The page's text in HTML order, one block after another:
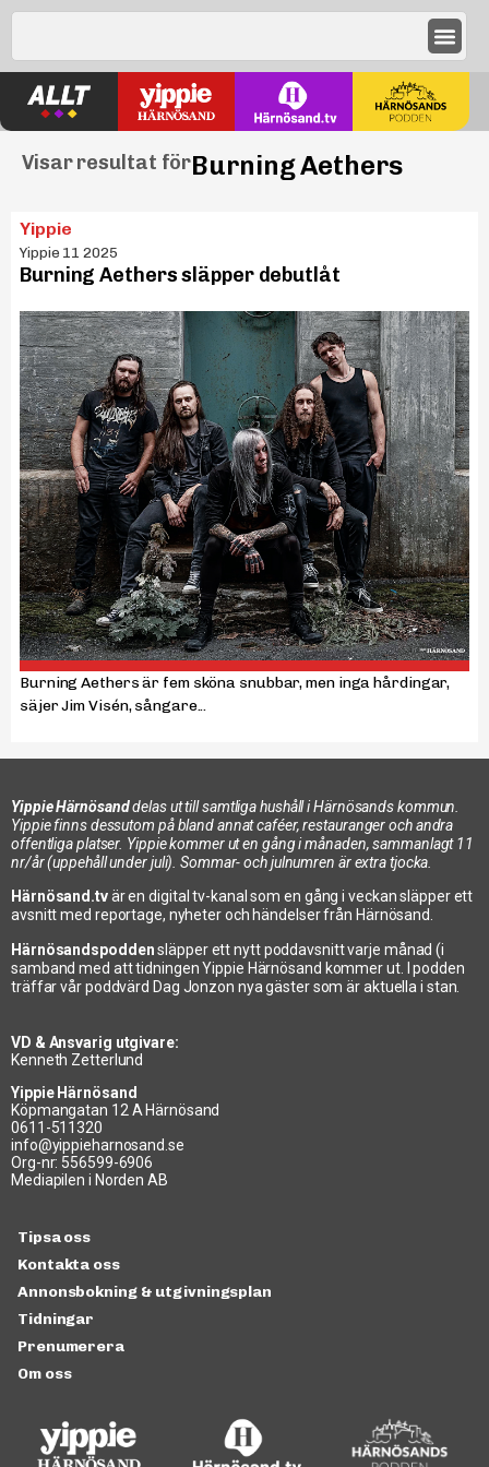
Visar resultat förBurning Aethers
Yippie
Yippie 11 2025
Burning Aethers släpper debutlåt
Burning Aethers är fem sköna snubbar, men inga hårdingar,
säjer Jim Visén, sångare...
Yippie Härnösanddelas ut till samtliga hushåll i Härnösands kommun.
Yippie finns dessutom på bland annat caféer, restauranger och andra
offentliga platser. Yippie kommer ut en gång i månaden, sammanlagt 11
nr/år (uppehåll under juli). Sommar- och julnumren är extra tjocka.
Härnösand.tvär en digital tv-kanal som en gång i veckan släpper ett
avsnitt med reportage, nyheter och händelser från Härnösand.
Härnösandspoddensläpper ett nytt poddavsnitt varje månad (i
samband med att tidningen Yippie Härnösand kommer ut. I podden
träffar vår poddvärd Dag Jonzon nya gäster som är aktuella i stan.
VD & Ansvarig utgivare:
Kenneth Zetterlund
Yippie Härnösand
Köpmangatan 12 A Härnösand
0611-511320
info@yippieharnosand.se
Org-nr: 556599-6906
Mediapilen i Norden AB
Tipsa oss
Kontakta oss
Annonsbokning & utgivningsplan
Tidningar
Prenumerera
Om oss